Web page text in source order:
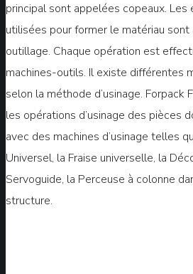
principal sont appelées copeaux. Les
utilisées pour former le matériau
outillage. Chaque opération est
machines-outils. Il existe différentes
selon la méthode d’usinage. Forpack
les opérations d’usinage des pièces
avec des machines d’usinage telles
Universel, la Fraise universelle, la
Servoguide, la Perceuse à colonne
structure.